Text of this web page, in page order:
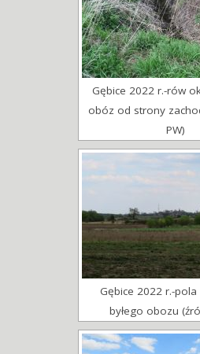
Gębice 2022 r.-rów
obóz od strony
PW)
Gębice 2022 r.-
byłego obozu